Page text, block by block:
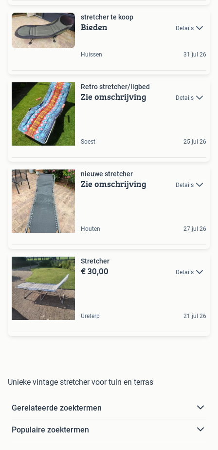
stretcher te koop
Bieden Details
Huissen 31 jul 26
Retro stretcher/ligbed
Zie omschrijving Details
Soest 25 jul 26
nieuwe stretcher
Zie omschrijving Details
Houten 27 jul 26
Stretcher
€ 30,00 Details
Ureterp 21 jul 26
Unieke vintage stretcher voor tuin en terras
Gerelateerde zoektermen
Populaire zoektermen